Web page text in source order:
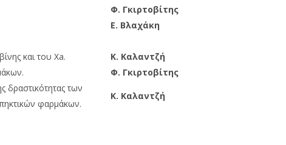
Φ. Γκιρτοβίτης
E. Βλαχάκη
και του Xa.
Κ. Καλαντζή
Φ. Γκιρτοβίτης
δραστικότητας των
φαρμάκων.
Κ. Καλαντζή